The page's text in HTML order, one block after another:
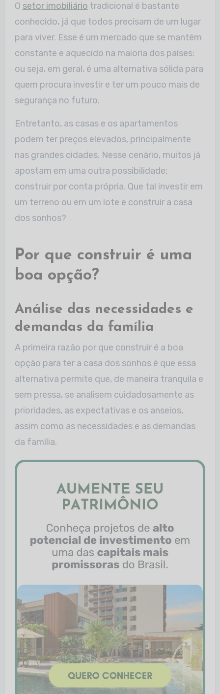
O setor imobiliário tradicional é bastante
conhecido, já que todos precisam de um lugar
para viver. Esse é um mercado que se mantém
constante e aquecido na maioria dos países:
ou seja, em geral, é uma alternativa sólida para
quem procura investir e ter um pouco mais de
segurança no futuro.
Entretanto, as casas e os apartamentos
podem ter preços elevados, principalmente
nas grandes cidades. Nesse cenário, muitos já
apostam em uma outra possibilidade:
construir por conta própria. Que tal investir em
um terreno ou em um lote e construir a casa
dos sonhos?
Por que construir é uma
boa opção?
Análise das necessidades e
demandas da família
A primeira razão por que construir é a boa
opção para ter a casa dos sonhos é que essa
alternativa permite que, de maneira tranquila e
sem pressa, se analisem cuidadosamente as
prioridades, as expectativas e os anseios,
assim como as necessidades e as demandas
da família.